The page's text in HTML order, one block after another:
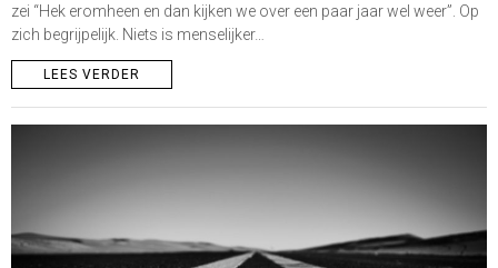
zei “Hek eromheen en dan kijken we over een paar jaar wel weer”. Op
zich begrijpelijk. Niets is menselijker…
LEES VERDER